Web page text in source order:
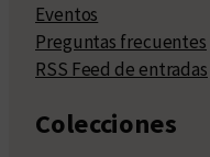
Eventos
Preguntas frecuentes
RSS Feed de entradas
Colecciones